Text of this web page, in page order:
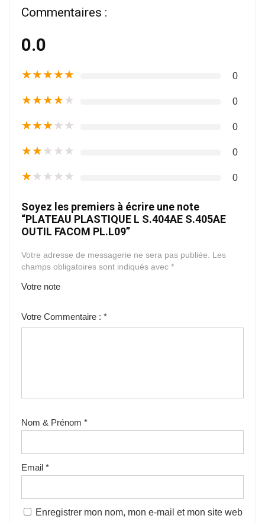
Commentaires :
0.0
★★★★★ 0
★★★★★ 0
★★★★★ 0
★★★★★ 0
★★★★★ 0
Soyez les premiers à écrire une note
“PLATEAU PLASTIQUE L S.404AE S.405AE
OUTIL FACOM PL.L09”
Votre adresse de messagerie ne sera pas publiée. Les
champs obligatoires sont indiqués avec *
Votre note
Votre Commentaire : *
Nom & Prénom *
Email *
Enregistrer mon nom, mon e-mail et mon site web